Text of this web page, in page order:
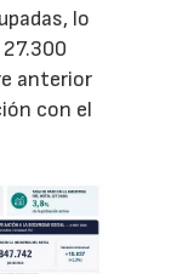
lo
anterior
con el